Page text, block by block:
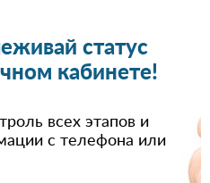
статус
кабинете!
всех этапов и
с телефона или